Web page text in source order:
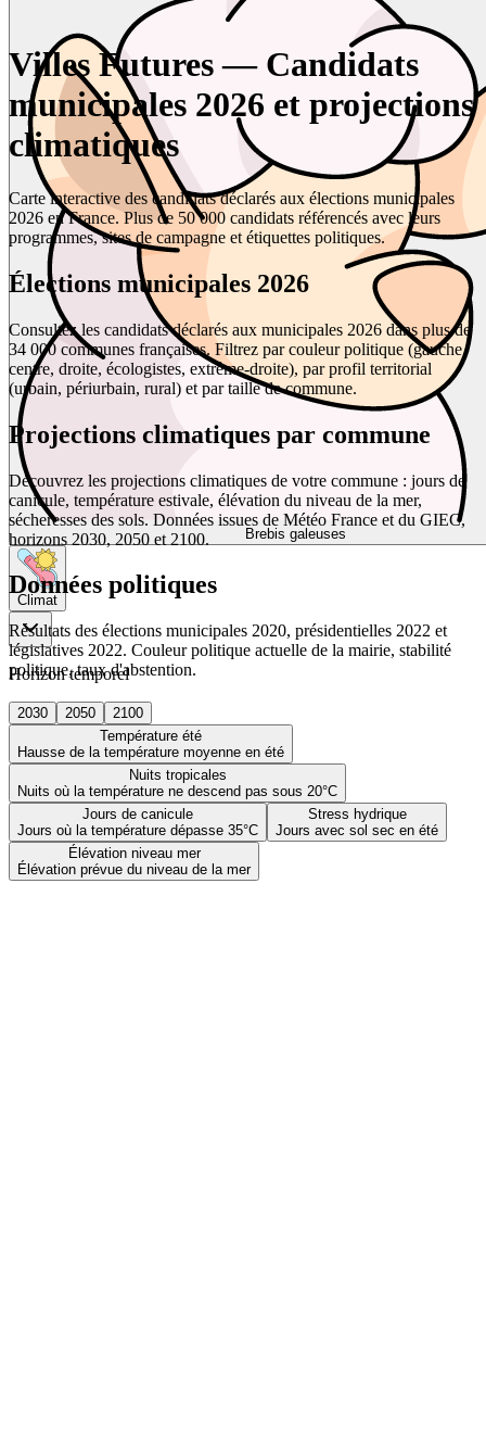
Brebis galeuses
Climat
Horizon temporel
2030 2050
2100
Température été
Hausse de la température moyenne en été
Nuits tropicales
Nuits où la température ne descend pas sous 20°C
Jours de canicule
Jours où la température dépasse 35°C
Stress hydrique
Jours avec sol sec en été
Élévation niveau mer
Élévation prévue du niveau de la mer
Villes Futures — Candidats
municipales 2026 et projections
climatiques
Carte interactive des candidats déclarés aux élections municipales
2026 en France. Plus de 50 000 candidats référencés avec leurs
programmes, sites de campagne et étiquettes politiques.
Élections municipales 2026
Consultez les candidats déclarés aux municipales 2026 dans plus de
34 000 communes françaises. Filtrez par couleur politique (gauche,
centre, droite, écologistes, extrême-droite), par profil territorial
(urbain, périurbain, rural) et par taille de commune.
Projections climatiques par commune
Découvrez les projections climatiques de votre commune : jours de
canicule, température estivale, élévation du niveau de la mer,
sécheresses des sols. Données issues de Météo France et du GIEC,
horizons 2030, 2050 et 2100.
Données politiques
Résultats des élections municipales 2020, présidentielles 2022 et
législatives 2022. Couleur politique actuelle de la mairie, stabilité
politique, taux d'abstention.